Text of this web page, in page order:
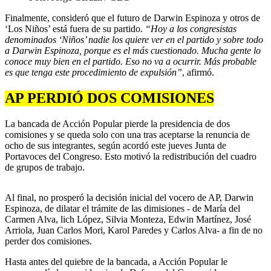
Finalmente, consideró que el futuro de Darwin Espinoza y otros de
‘Los Niños’ está fuera de su partido. “Hoy a los congresistas
denominados ‘Niños’ nadie los quiere ver en el partido y sobre todo
a Darwin Espinoza, porque es el más cuestionado. Mucha gente lo
conoce muy bien en el partido. Eso no va a ocurrir. Más probable
es que tenga este procedimiento de expulsión”, afirmó.
AP PERDIÓ DOS COMISIONES
La bancada de Acción Popular pierde la presidencia de dos
comisiones y se queda solo con una tras aceptarse la renuncia de
ocho de sus integrantes, según acordó este jueves Junta de
Portavoces del Congreso. Esto motivó la redistribución del cuadro
de grupos de trabajo.
Al final, no prosperó la decisión inicial del vocero de AP, Darwin
Espinoza, de dilatar el trámite de las dimisiones - de María del
Carmen Alva, lich López, Silvia Monteza, Edwin Martínez, José
Arriola, Juan Carlos Mori, Karol Paredes y Carlos Alva- a fin de no
perder dos comisiones.
Hasta antes del quiebre de la bancada, a Acción Popular le